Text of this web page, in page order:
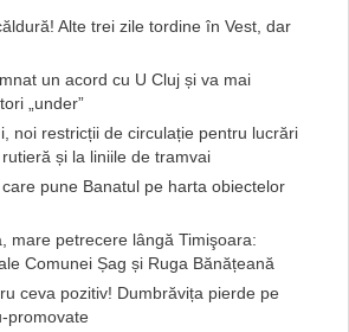
Alte trei zile tordine în Vest, dar
un acord cu U Cluj și va mai
„under”
noi restricții de circulație pentru lucrări
și la liniile de tramvai
pune Banatul pe harta obiectelor
mare petrecere lângă Timişoara:
Comunei Șag și Ruga Bănățeană
ceva pozitiv! Dumbrăvița pierde pe
promovate